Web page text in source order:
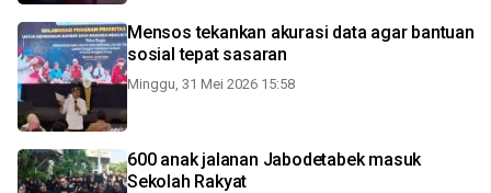
Mensos tekankan akurasi data agar bantuan
sosial tepat sasaran
Minggu, 31 Mei 2026 15:58
600 anak jalanan Jabodetabek masuk
Sekolah Rakyat